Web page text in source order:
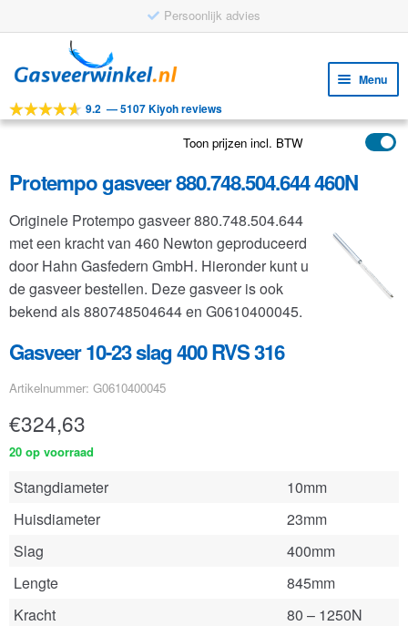
Persoonlijk advies
door
navigatie
naar
inhoud
Menu
Tools
Toepassingen
Klantenservice
FAQ
9.2 —5107 Kiyoh reviews
Toon prijzen incl. BTW
Protempo gasveer 880.748.504.644 460N
Originele Protempo gasveer 880.748.504.644
met een kracht van 460 Newton geproduceerd
door Hahn Gasfedern GmbH. Hieronder kunt u
de gasveer bestellen. Deze gasveer is ook
bekend als 880748504644 en G0610400045.
Gasveer 10-23 slag 400 RVS 316
Artikelnummer: G0610400045
€324,63
20 op voorraad
Stangdiameter
10mm
Huisdiameter
23mm
Slag
400mm
Lengte
845mm
Kracht
80 – 1250N